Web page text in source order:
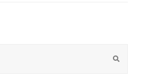
Submit